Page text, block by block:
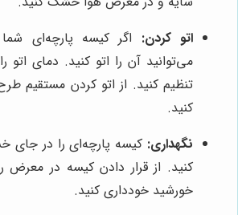
اتو کردن: اگر کیسه پارچه‌ای
می‌توانید آن را اتو کنید. دمای اتو
تنظیم کنید. از اتو کردن مستقیم
کنید.
نگهداری: کیسه پارچه‌ای را در
کنید. از قرار دادن کیسه در معرض
خورشید خودداری کنید.